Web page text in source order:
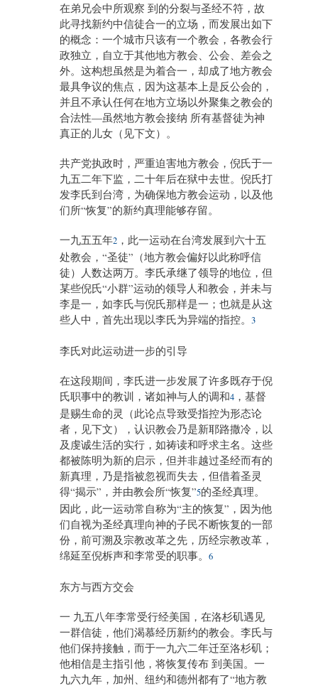
在弟兄会中所观察 到的分裂与圣经不符，故
此寻找新约中信徒合一的立场，而发展出如下
的概念：一个城市只该有一个教会，各教会行
政独立，自立于其他地方教会、公会、差会之
外。这构想虽然是为着合一，却成了地方教会
最具争议的焦点，因为这基本上是反公会的，
并且不承认任何在地方立场以外聚集之教会的
合法性—虽然地方教会接纳 所有基督徒为神
真正的儿女（见下文）。
共产党执政时，严重迫害地方教会，倪氏于一
九五二年下监，二十年后在狱中去世。倪氏打
发李氏到台湾，为确保地方教会运动，以及他
们所“恢复”的新约真理能够存留。
一九五五年2 ，此一运动在台湾发展到六十五
处教会，“圣徒”（地方教会偏好以此称呼信
徒）人数达两万。李氏承继了领导的地位，但
某些倪氏“小群”运动的领导人和教会，并未与
李是一，如李氏与倪氏那样是一；也就是从这
些人中，首先出现以李氏为异端的指控。 3
李氏对此运动进一步的引导
在这段期间，李氏进一步发展了许多既存于倪
氏职事中的教训，诸如神与人的调和4 ，基督
是赐生命的灵（此论点导致受指控为形态论
者，见下文），认识教会乃是新耶路撒冷，以
及虔诚生活的实行，如祷读和呼求主名。这些
都被陈明为新的启示，但并非越过圣经而有的
新真理，乃是指被忽视而失去，但借着圣灵
得“揭示”，并由教会所“恢复”5的圣经真理。
因此，此一运动常自称为“主的恢复”，因为他
们自视为圣经真理向神的子民不断恢复的一部
份，前可溯及宗教改革之先，历经宗教改革，
绵延至倪柝声和李常受的职事。 6
东方与西方交会
一 九五八年李常受行经美国，在洛杉矶遇见
一群信徒，他们渴慕经历新约的教会。李氏与
他们保持接触，而于一九六二年迁至洛杉矶；
他相信是主指引他，将恢复传布 到美国。一
九六九年，加州、纽约和德州都有了“地方教